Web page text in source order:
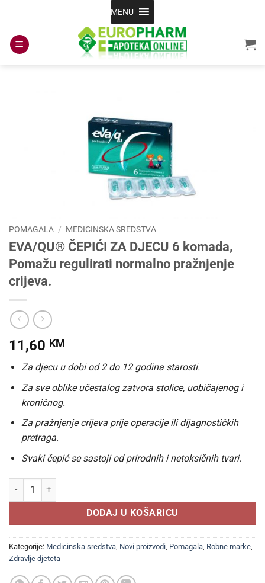
content
MENU
POMAGALA / MEDICINSKA SREDSTVA
EVA/QU® ČEPIĆI ZA DJECU 6 komada,
Pomažu regulirati normalno pražnjenje
crijeva.
11,60 KM
Za djecu u dobi od 2 do 12 godina starosti.
Za sve oblike učestalog zatvora stolice, uobičajenog i
kroničnog.
Za pražnjenje crijeva prije operacije ili dijagnostičkih
pretraga.
Svaki čepić se sastoji od prirodnih i netoksičnih tvari.
EVA/QU® ČEPIĆI ZA DJECU 6 komada, Pomažu regulirati
DODAJ U KOŠARICU
Kategorije: Medicinska sredstva Novi proizvodi Pomagala Robne marke
Zdravlje djeteta